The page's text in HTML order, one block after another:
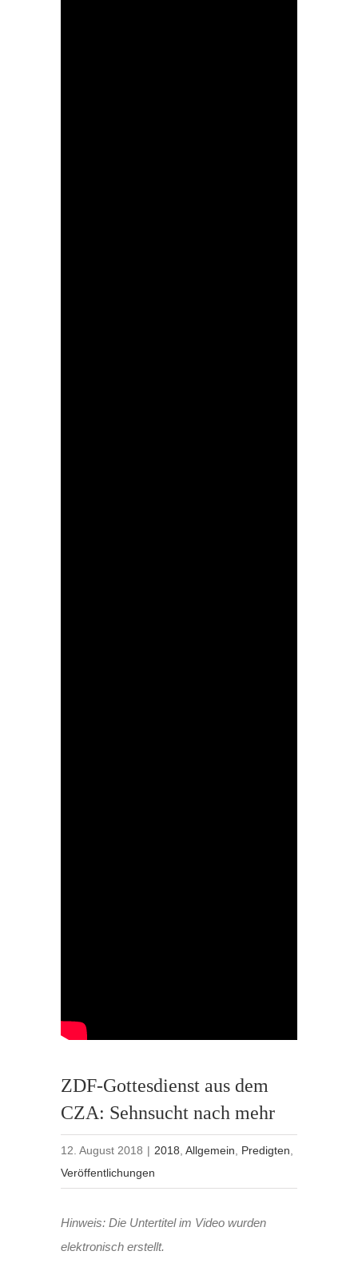
ZDF-Gottesdienst aus dem
CZA: Sehnsucht nach mehr
12. August 2018 | 2018 ,Allgemein Predigten
Veröffentlichungen
Hinweis: Die Untertitel im Video wurden
elektronisch erstellt.